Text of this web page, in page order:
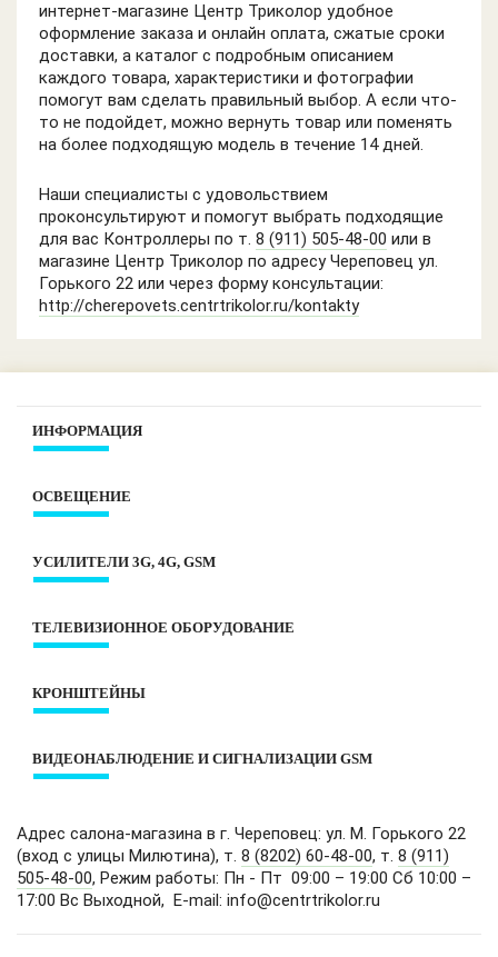
интернет-магазине Центр Триколор удобное
оформление заказа и онлайн оплата, сжатые сроки
доставки, а каталог с подробным описанием
каждого товара, характеристики и фотографии
помогут вам сделать правильный выбор. А если что-
то не подойдет, можно вернуть товар или поменять
на более подходящую модель в течение 14 дней.
Наши специалисты с удовольствием
проконсультируют и помогут выбрать подходящие
для вас Контроллеры по т. 8 (911) 505-48-00 или в
магазине Центр Триколор по адресу Череповец ул.
Горького 22 или через форму консультации:
http://cherepovets.centrtrikolor.ru/kontakty
ИНФОРМАЦИЯ
О компании
Оценить сайт
ОСВЕЩЕНИЕ
Лампы
Умный дом
Электротовары
УСИЛИТЕЛИ 3G, 4G, GSM
Антенны 3G/4G
Аксессуары
ТЕЛЕВИЗИОННОЕ ОБОРУДОВАНИЕ
Антенны dvb-T2
Смарт приставки
КРОНШТЕЙНЫ
Для монитора
Для акустики и колонок
С кинескопом
Аксессуары
ВИДЕОНАБЛЮДЕНИЕ И СИГНАЛИЗАЦИИ GSM
Камеры видеонаблюдения
Сигнализации GSM
Комплектующие для видеонаблюдения
Адрес салона-магазина в г. Череповец: ул. М. Горького 22
(вход с улицы Милютина), т. 8 (8202) 60-48-00, т. 8 (911)
505-48-00, Режим работы: Пн - Пт 09:00 – 19:00 Сб 10:00 –
17:00 Вс Выходной, E-mail: info@centrtrikolor.ru